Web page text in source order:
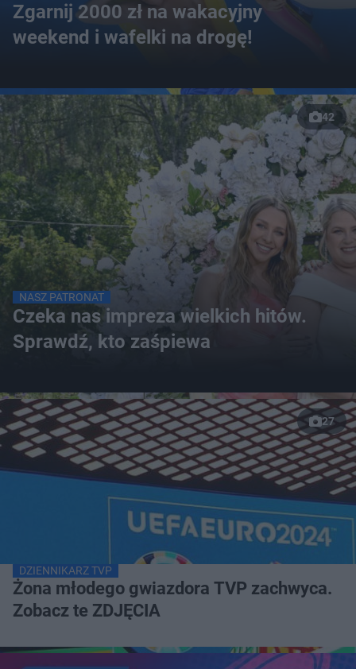
Zgarnij 2000 zł na wakacyjny
weekend i wafelki na drogę!
42
NASZ PATRONAT
Czeka nas impreza wielkich hitów.
Sprawdź, kto zaśpiewa
27
DZIENNIKARZ TVP
Żona młodego gwiazdora TVP zachwyca.
Zobacz te ZDJĘCIA